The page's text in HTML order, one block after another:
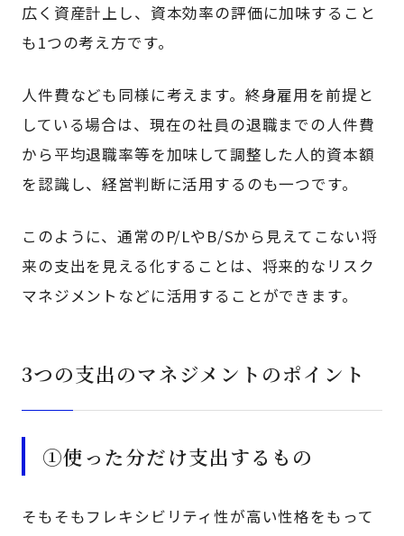
広く資産計上し、資本効率の評価に加味すること
も1つの考え方です。
人件費なども同様に考えます。終身雇用を前提と
している場合は、現在の社員の退職までの人件費
から平均退職率等を加味して調整した人的資本額
を認識し、経営判断に活用するのも一つです。
このように、通常のP/LやB/Sから見えてこない将
来の支出を見える化することは、将来的なリスク
マネジメントなどに活用することができます。
3つの支出のマネジメントのポイント
①使った分だけ支出するもの
そもそもフレキシビリティ性が高い性格をもって